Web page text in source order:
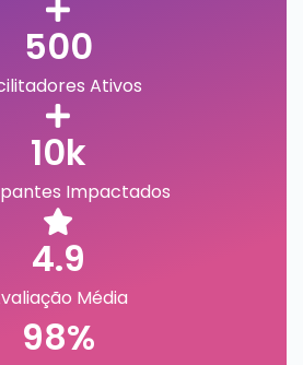
500
Ativos
10k
Impactados
4.9
Média
98%